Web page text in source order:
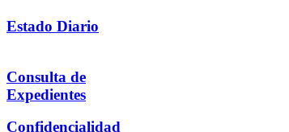
Estado Diario
Consulta de
Expedientes
Confidencialidad